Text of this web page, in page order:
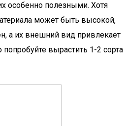
особенно полезными. Хотя
может быть высокой,
а их внешний вид привлекает
вырастить 1-2 сорта